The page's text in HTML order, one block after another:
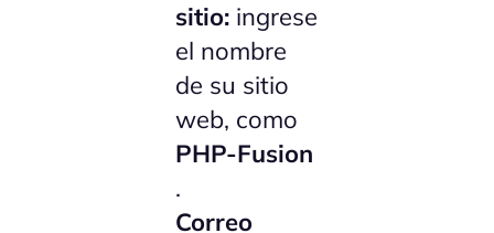
sitio: ingrese
el nombre
de su sitio
web, como
PHP-Fusion
.
Correo